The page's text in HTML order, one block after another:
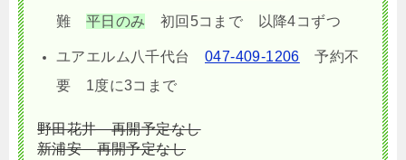
難 平日のみ 初回5コまで 以降4コずつ
ユアエルム八千代台 047-409-1206 予約不
要 1度に3コまで
野田花井再開予定なし
新浦安再開予定なし